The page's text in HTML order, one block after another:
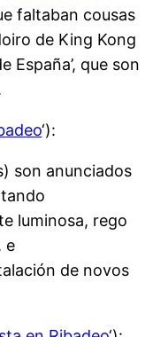
faltaban cousas
de King Kong
España’, que son
‘):
son anunciados
luminosa, rego
e
de novos